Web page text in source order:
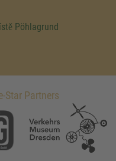
Pöhlagrund
Star Partners